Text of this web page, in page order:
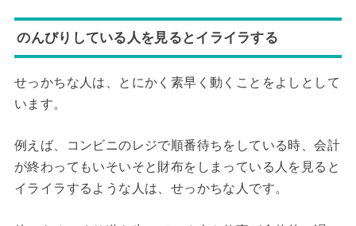
のんびりしている人を見るとイライラする
せっかちな人は、とにかく素早く動くことをよしとして
います。
例えば、コンビニのレジで順番待ちをしている時、会計
が終わってもいそいそと財布をしまっている人を見ると
イライラするような人は、せっかちな人です。